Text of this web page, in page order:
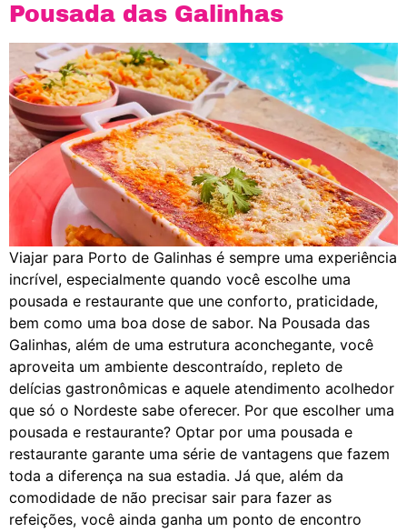
Pousada das Galinhas
Viajar para Porto de Galinhas é sempre uma experiência
incrível, especialmente quando você escolhe uma
pousada e restaurante que une conforto, praticidade,
bem como uma boa dose de sabor. Na Pousada das
Galinhas, além de uma estrutura aconchegante, você
aproveita um ambiente descontraído, repleto de
delícias gastronômicas e aquele atendimento acolhedor
que só o Nordeste sabe oferecer. Por que escolher uma
pousada e restaurante? Optar por uma pousada e
restaurante garante uma série de vantagens que fazem
toda a diferença na sua estadia. Já que, além da
comodidade de não precisar sair para fazer as
refeições, você ainda ganha um ponto de encontro